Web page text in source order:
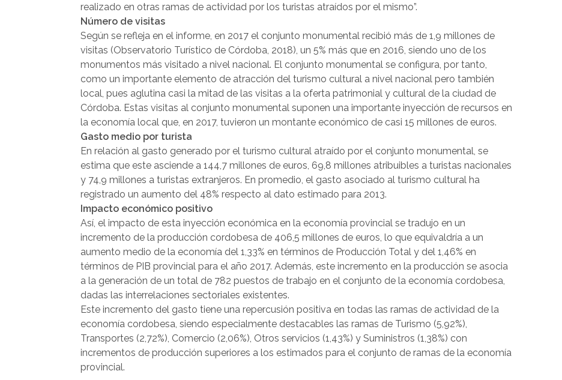
realizado en otras ramas de actividad por los turistas atraídos por el mismo”.
Número de visitas
Según se refleja en el informe, en 2017 el conjunto monumental recibió más de 1,9 millones de
visitas (Observatorio Turístico de Córdoba, 2018), un 5% más que en 2016, siendo uno de los
monumentos más visitado a nivel nacional. El conjunto monumental se configura, por tanto,
como un importante elemento de atracción del turismo cultural a nivel nacional pero también
local, pues aglutina casi la mitad de las visitas a la oferta patrimonial y cultural de la ciudad de
Córdoba. Estas visitas al conjunto monumental suponen una importante inyección de recursos en
la economía local que, en 2017, tuvieron un montante económico de casi 15 millones de euros.
Gasto medio por turista
En relación al gasto generado por el turismo cultural atraído por el conjunto monumental, se
estima que este asciende a 144,7 millones de euros, 69,8 millones atribuibles a turistas nacionales
y 74,9 millones a turistas extranjeros. En promedio, el gasto asociado al turismo cultural ha
registrado un aumento del 48% respecto al dato estimado para 2013.
Impacto económico positivo
Así, el impacto de esta inyección económica en la economía provincial se tradujo en un
incremento de la producción cordobesa de 406,5 millones de euros, lo que equivaldría a un
aumento medio de la economía del 1,33% en términos de Producción Total y del 1,46% en
términos de PIB provincial para el año 2017. Además, este incremento en la producción se asocia
a la generación de un total de 782 puestos de trabajo en el conjunto de la economía cordobesa,
dadas las interrelaciones sectoriales existentes.
Este incremento del gasto tiene una repercusión positiva en todas las ramas de actividad de la
economía cordobesa, siendo especialmente destacables las ramas de Turismo (5,92%),
Transportes (2,72%), Comercio (2,06%), Otros servicios (1,43%) y Suministros (1,38%) con
incrementos de producción superiores a los estimados para el conjunto de ramas de la economía
provincial.